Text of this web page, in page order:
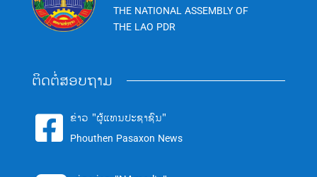
THE NATIONAL ASSEMBLY OF
THE LAO PDR
ຕິດຕໍ່ສອບຖາມ
 ຂ່າວ "ຜູ້ແທນປະຊາຊົນ"
Phouthen Pasaxon News